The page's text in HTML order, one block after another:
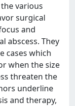
various
surgical
and
abscess. They
cases which
when the size
threaten the
underline
and therapy,